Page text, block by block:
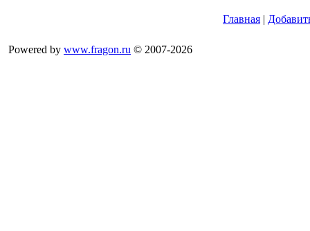
Главная |
Powered by www.fragon.ru © 2007-2026